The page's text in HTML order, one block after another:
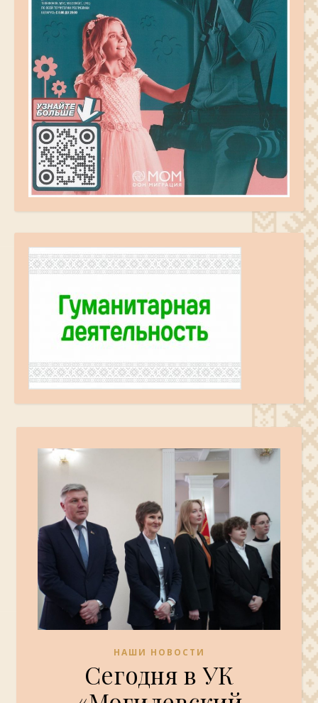
НАШИ НОВОСТИ
Сегодня в УК